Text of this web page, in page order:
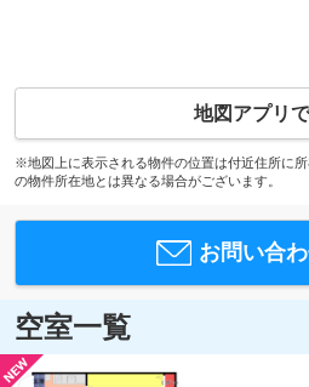
地図アプリ
※地図上に表示される物件の位置は付近住所に
の物件所在地とは異なる場合がございます。
お問い合
空室一覧